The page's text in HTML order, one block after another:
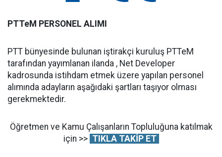
PTTeM PERSONEL ALIMI
PTT bünyesinde bulunan iştirakçi kuruluş PTTeM
tarafından yayımlanan ilanda , Net Developer
kadrosunda istihdam etmek üzere yapılan personel
alımında adayların aşağıdaki şartları taşıyor olması
gerekmektedir.
Öğretmen ve Kamu Çalışanların Topluluğuna katılmak
için >> TIKLA TAKİP ET